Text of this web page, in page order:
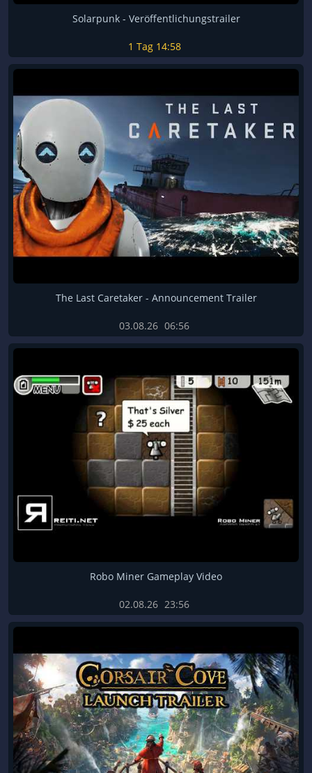
Solarpunk - Veröffentlichungstrailer
1 Tag14:58
The Last Caretaker - Announcement Trailer
03.08.26 06:56
Robo Miner Gameplay Video
02.08.26 23:56